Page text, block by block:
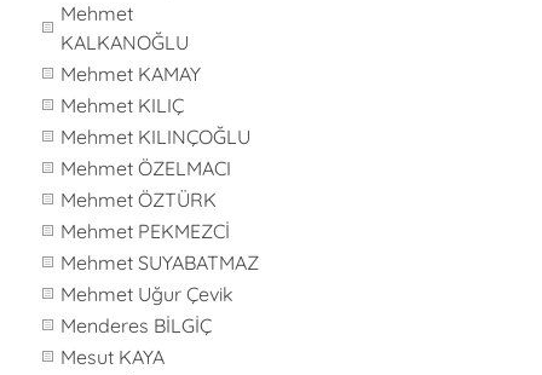
Mehmet
KALKANOĞLU
Mehmet KAMAY
Mehmet KILIÇ
Mehmet KILINÇOĞLU
Mehmet ÖZELMACI
Mehmet ÖZTÜRK
Mehmet PEKMEZCİ
Mehmet SUYABATMAZ
Mehmet Uğur Çevik
Menderes BİLGİÇ
Mesut KAYA